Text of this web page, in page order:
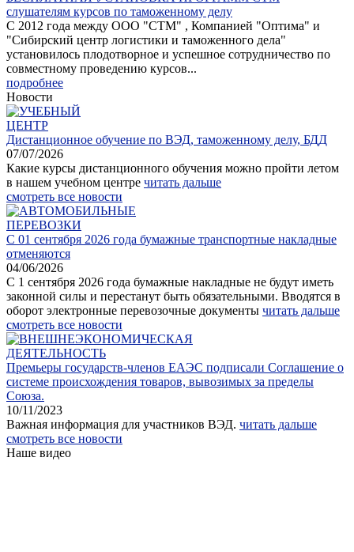
слушателям курсов по таможенному делу
С 2012 года между ООО "СТМ" , Компанией "Оптима" и
"Сибирский центр логистики и таможенного дела"
установилось плодотворное и успешное сотрудничество по
совместному проведению курсов...
подробнее
Новости
УЧЕБНЫЙ
ЦЕНТР
Дистанционное обучение по ВЭД, таможенному делу, БДД
07/07/2026
Какие курсы дистанционного обучения можно пройти летом
в нашем учебном центре читать дальше
смотреть все новости
АВТОМОБИЛЬНЫЕ
ПЕРЕВОЗКИ
С 01 сентября 2026 года бумажные транспортные накладные
отменяются
04/06/2026
С 1 сентября 2026 года бумажные накладные не будут иметь
законной силы и перестанут быть обязательными. Вводятся в
оборот электронные перевозочные документы читать дальше
смотреть все новости
ВНЕШНЕЭКОНОМИЧЕСКАЯ
ДЕЯТЕЛЬНОСТЬ
Премьеры государств-членов ЕАЭС подписали Соглашение о
системе происхождения товаров, вывозимых за пределы
Союза.
10/11/2023
Важная информация для участников ВЭД. читать дальше
смотреть все новости
Наше видео